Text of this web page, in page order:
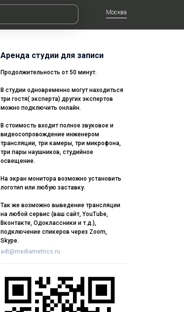
Москва
Аренда студии для записи
Продолжительность от 50 минут.
В студии одновременно могут находиться
три гостя( эксперта) других экспертов
можно подключить онлайн.
В стоимость входит полное звуковое и
видеосопровождение инженером
трансляции, три камеры, три микрофона,
три пары наушников, студийное
освещение.
На экран монитора возможно установить
логотип или любую заставку.
Так же возможно выведение трансляции
на любой сервис (ваш сайт, YouTube,
Вконтакте, Одоклассники и т.д.),
подключение спикеров через Zoom,
Skype.
adt@mediametrics.ru